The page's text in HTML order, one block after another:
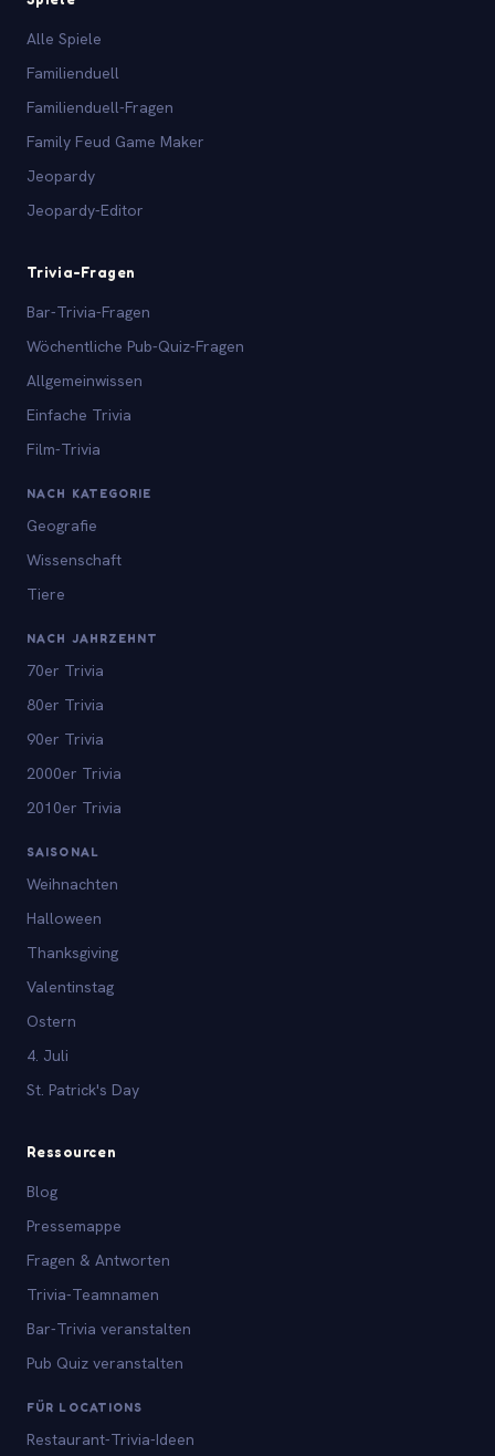
Alle Spiele
Familienduell
Familienduell-Fragen
Family Feud Game Maker
Jeopardy
Jeopardy-Editor
Trivia-Fragen
Bar-Trivia-Fragen
Wöchentliche Pub-Quiz-Fragen
Allgemeinwissen
Einfache Trivia
Film-Trivia
NACH KATEGORIE
Geografie
Wissenschaft
Tiere
NACH JAHRZEHNT
70er Trivia
80er Trivia
90er Trivia
2000er Trivia
2010er Trivia
SAISONAL
Weihnachten
Halloween
Thanksgiving
Valentinstag
Ostern
4. Juli
St. Patrick's Day
Ressourcen
Blog
Pressemappe
Fragen & Antworten
Trivia-Teamnamen
Bar-Trivia veranstalten
Pub Quiz veranstalten
FÜR LOCATIONS
Restaurant-Trivia-Ideen